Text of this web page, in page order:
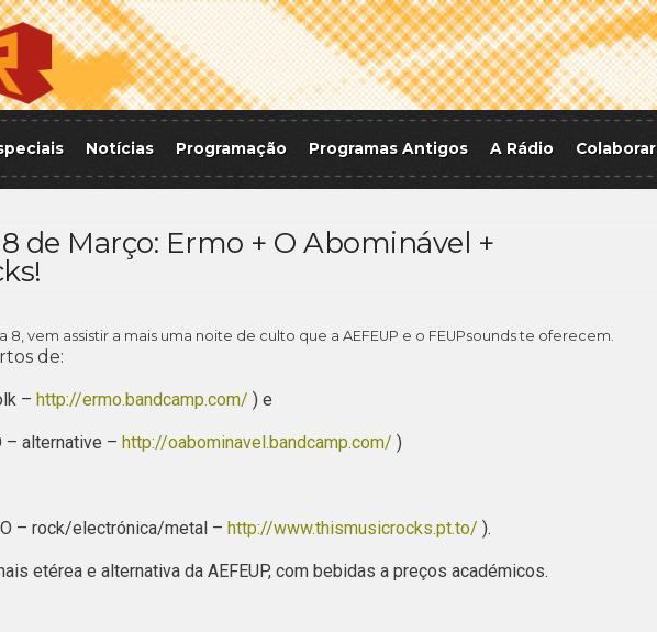
Notícias Programação Programas Antigos A Rádio Colaborar
de Março: Ermo + O Abominável +
8, vem assistir a mais uma noite de culto que a AEFEUP e o FEUPsounds te oferecem.
de:
– http://ermo.bandcamp.com/ ) e
– alternative – http://oabominavel.bandcamp.com/ )
– rock/electrónica/metal – http://www.thismusicrocks.pt.to/ ).
etérea e alternativa da AEFEUP, com bebidas a preços académicos.